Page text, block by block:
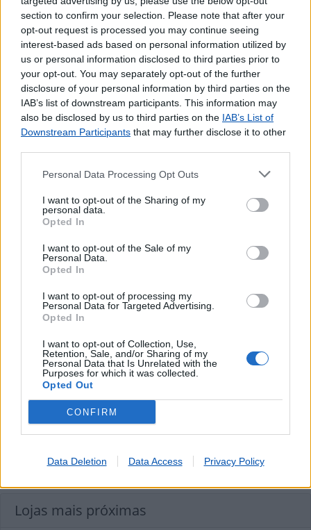
section to confirm your selection. Please note that after your
opt-out request is processed you may continue seeing
interest-based ads based on personal information utilized by
us or personal information disclosed to third parties prior to
your opt-out. You may separately opt-out of the further
disclosure of your personal information by third parties on the
IAB’s list of downstream participants. This information may
also be disclosed by us to third parties on the IAB’s List of
Downstream Participants that may further disclose it to other
Personal Data Processing Opt Outs
I want to opt-out of the Sharing of my
personal data.
Opted In
I want to opt-out of the Sale of my
Personal Data.
Opted In
I want to opt-out of processing my
Personal Data for Targeted Advertising.
Opted In
I want to opt-out of Collection, Use,
Retention, Sale, and/or Sharing of my
Personal Data that Is Unrelated with the
Purposes for which it was collected.
Opted Out
CONFIRM
Data Deletion Data Access Privacy Policy
Pagamento de Impostos
Pagamento de Portagens
Pagamento de Vales
Outros Serviços
Bilhetes para Espetáculos
Carregamento de Telemóveis
Lojas mais próximas